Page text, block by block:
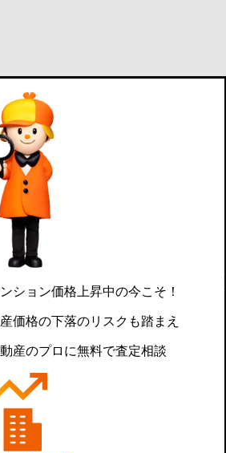
する
！
定・買取相談ができる不動産会社(3社)
社に査定依頼
ション価格上昇中の今こそ！
価格の下落のリスクも踏まえ
産のプロに無料で査定相談